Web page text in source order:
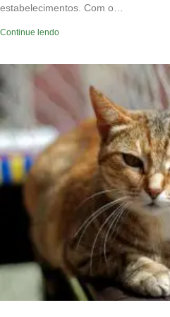
estabelecimentos. Com o…
Continue lendo